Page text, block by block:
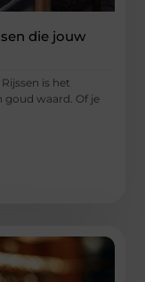
die jouw
is het
goud waard. Of je